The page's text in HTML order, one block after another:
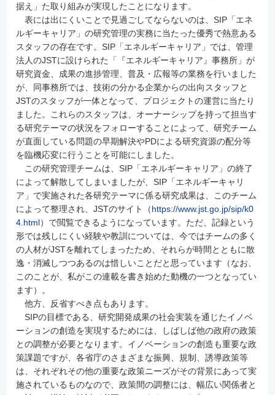
据え」た取り組みが実現したことになります。
表には出にくいことで見過ごしてならないのは、SIP「エネ
ルギーキャリア」の研究管理の実務に当たった優秀で熱意ある
スタッフの存在です。SIP「エネルギーキャリア」では、管理
法人のJSTに設けられた「『エネルギーキャリア』事務所」が
研究資金、成果の進捗管理、普及・広報等の業務を行いました
が、同事務所では、技術の分かる企業からの出向スタッフと
JSTのスタッフが一体となって、プロジェクトの運営に当たり
ました。これらのスタッフは、オーナーシップを持って担当す
る研究テーマの状況をフォローすることによって、研究チーム
が直面している問題の早期解決やPDによる研究資源の配分等
を臨機応変に行うことを可能にしました。
この研究管理チームは、SIP「エネルギーキャリア」の終了
によって解散してしまいましたが、SIP「エネルギーキャリ
ア」で実施された各研究テーマに係る研究成果は、このチーム
によって整理され、JSTのサイト（https://www.jst.go.jp/sip/k0
4.html）で閲覧できるようになっています。ただ、記録という
形では残しにくい経験や教訓については、今ではチームの多く
の人材がJSTを離れてしまったため、それらが時間とともに散
逸・消滅しつつあるのは惜しいことだと思っています（なお、
このことが、私がこの連載を書き始めた動機の一つとなってい
ます）。
他方、反省すべき点もあります。
SIPの目標である、研究開発成果の社会実装を通じたイノベ
ーションの創造を実現するためには、しばしば他の政府の政策
との調整が必要となります。イノベーションの創造も重要な政
策課題ですが、各省庁のさまざまな振興、規制、誘導政策等
は、それぞれその他の重要な政策ニーズがその背景にあって実
施されているものなので、政策間の調整には、幅広い関係者と